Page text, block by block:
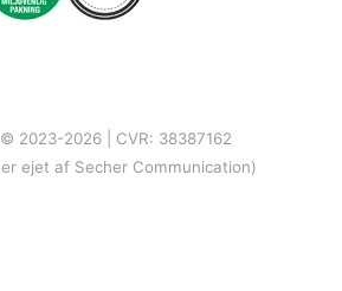
2023-2026 | CVR: 38387162
ejet af Secher Communication)